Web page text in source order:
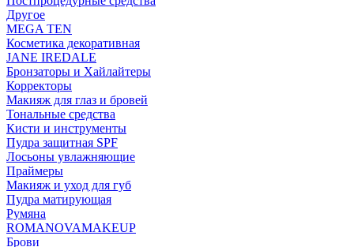
Другое
MEGA TEN
Косметика декоративная
JANE IREDALE
Бронзаторы и Хайлайтеры
Корректоры
Макияж для глаз и бровей
Тональные средства
Кисти и инструменты
Пудра защитная SPF
Лосьоны увлажняющие
Праймеры
Макияж и уход для губ
Пудра матирующая
Румяна
ROMANOVAMAKEUP
Брови